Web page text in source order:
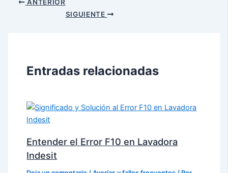
ANTERIOR
SIGUIENTE
Entradas relacionadas
Entender el Error F10 en Lavadora
Indesit